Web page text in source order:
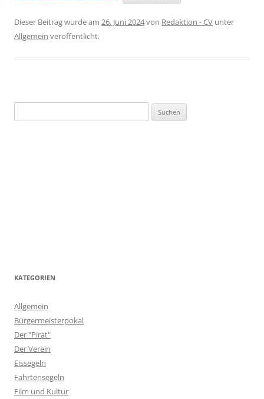
Dieser Beitrag wurde am 26. Juni 2024von Redaktion - CV unter
Allgemein veröffentlicht.
nach:
KATEGORIEN
Allgemein
Bürgermeisterpokal
Der "Pirat"
Der Verein
Eissegeln
Fahrtensegeln
Film und Kultur